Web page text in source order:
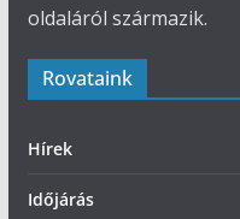
oldaláról származik.
Rovataink
Hírek
Időjárás